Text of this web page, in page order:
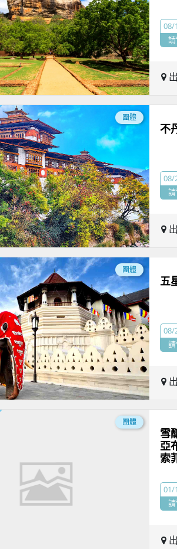
08/
團體
不
08/
團體
五
08/
團體
雪
亞
索
01/